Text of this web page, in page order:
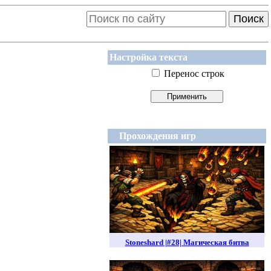
Поиск
Настройка текста
Перенос строк
Прохождения игр
Stoneshard |#28| Магическая битва